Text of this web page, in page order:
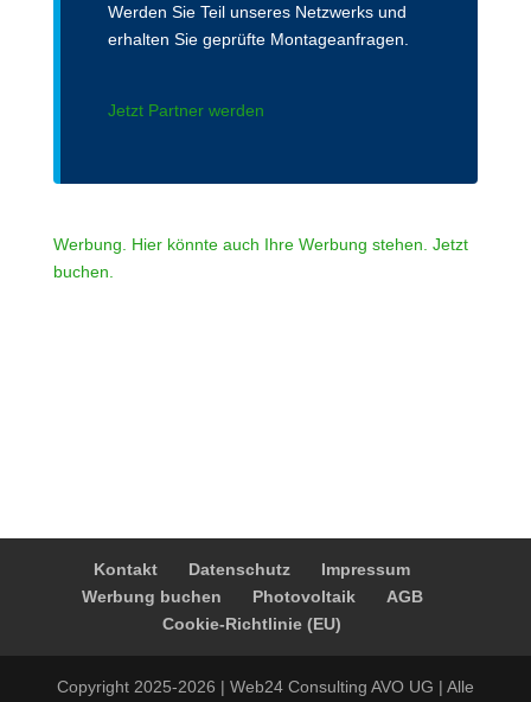
Werden Sie Teil unseres Netzwerks und
erhalten Sie geprüfte Montageanfragen.
Jetzt Partner werden
Werbung. Hier könnte auch Ihre Werbung stehen. Jetzt
buchen.
Kontakt Datenschutz
Impressum
Werbung buchen
Photovoltaik
AGB
Cookie-Richtlinie (EU)
Copyright 2025-2026 | Web24 Consulting AVO UG | Alle